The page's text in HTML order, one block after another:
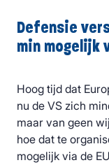
Defensie
min mogelijk
Hoog tijd dat
nu de VS zich
maar van geen
hoe dat te
mogelijk via de